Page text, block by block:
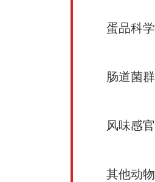
肠道菌群
风味感官